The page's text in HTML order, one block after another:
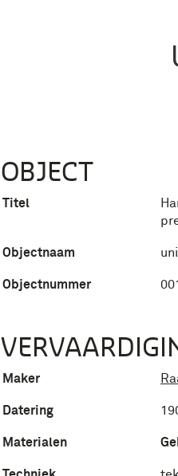
OBJECT
Titel
Objectnaam
Objectnummer
Maker
Datering
Materialen